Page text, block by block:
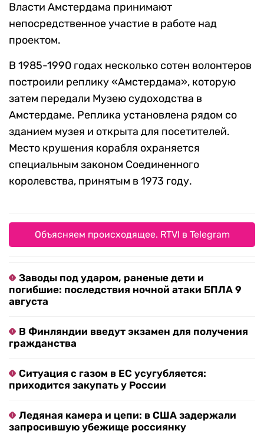
Власти Амстердама принимают
непосредственное участие в работе над
проектом.
В 1985-1990 годах несколько сотен волонтеров
построили реплику «Амстердама», которую
затем передали Музею судоходства в
Амстердаме. Реплика установлена рядом со
зданием музея и открыта для посетителей.
Место крушения корабля охраняется
специальным законом Соединенного
королевства, принятым в 1973 году.
Объясняем происходящее. RTVI в Telegram
Заводы под ударом, раненые дети и
погибшие: последствия ночной атаки БПЛА 9
августа
В Финляндии введут экзамен для получения
гражданства
Ситуация с газом в ЕС усугубляется:
приходится закупать у России
Ледяная камера и цепи: в США задержали
запросившую убежище россиянку